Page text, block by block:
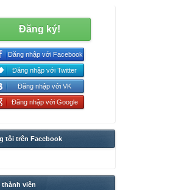
Đăng ký!
Đăng nhập với Facebook
Đăng nhập với Twitter
Đăng nhập với VK
Đăng nhập với Google
tôi trên Facebook
thành viên